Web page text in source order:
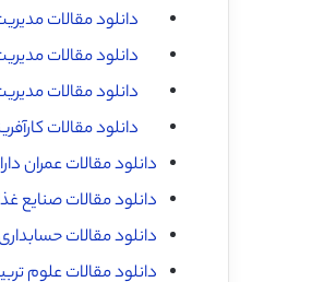
دانلود مقالات
دانلود مقالات
دانلود مقالات
دانلود مقالات
دانلود مقالات عمران
دانلود مقالات صنایع
دانلود مقالات
دانلود مقالات علوم